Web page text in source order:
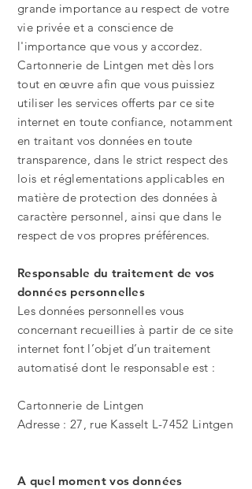
grande importance au respect de votre
vie privée et a conscience de
l'importance que vous y accordez.
Cartonnerie de Lintgen met dès lors
tout en œuvre afin que vous puissiez
utiliser les services offerts par ce site
internet en toute confiance, notamment
en traitant vos données en toute
transparence, dans le strict respect des
lois et réglementations applicables en
matière de protection des données à
caractère personnel, ainsi que dans le
respect de vos propres préférences.
Responsable du traitement de vos
données personnelles
Les données personnelles vous
concernant recueillies à partir de ce site
internet font l’objet d’un traitement
automatisé dont le responsable est :
Cartonnerie de Lintgen
Adresse : 27, rue Kasselt L-7452 Lintgen
A quel moment vos données